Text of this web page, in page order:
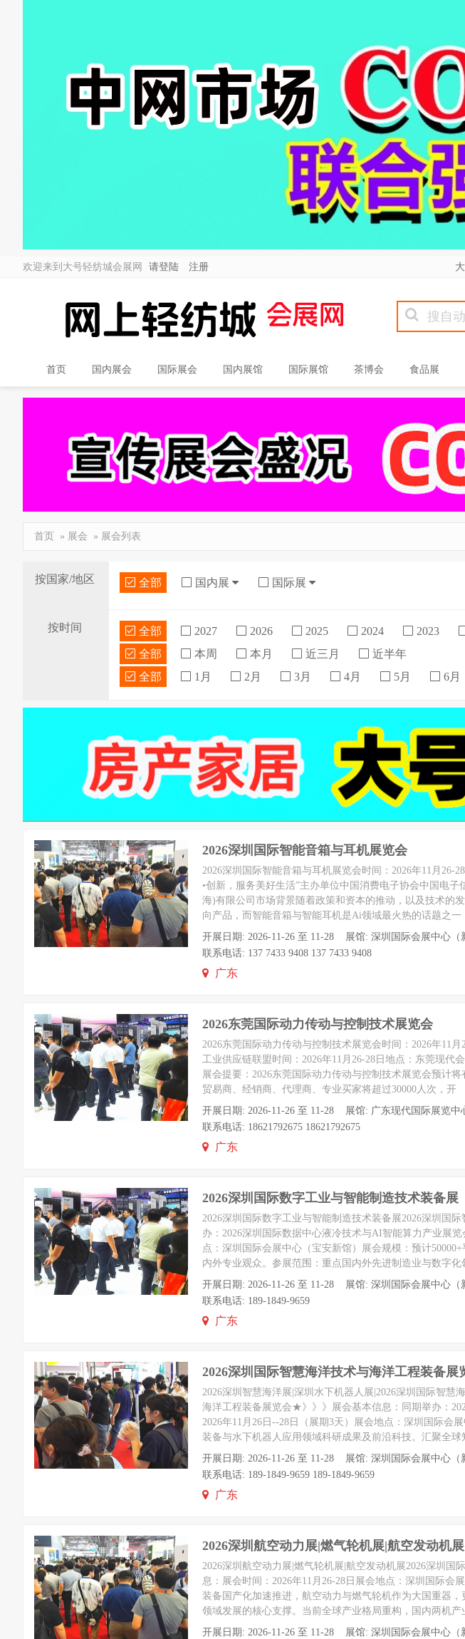
欢迎来到大号轻纺城会展网 请登陆 注册
首页 国内展会 国际展会 国内展馆 国际展馆 茶博会 食品展
首页 » 展会 » 展会列表
按国家/地区 全部 国内展 国际展
按时间 全部 2027 2026 2025 2024 2023
全部
本周 本月 近三月
近半年
全部
1月 2月 3月 4月 5月 6月
2026深圳国际智能音箱与耳机展览会
2026深圳国际智能音箱与耳机展览会时间：2026年11月26-
•创新，服务美好生活”主办单位中国消费电子协会中国电
海)有限公司市场背景随着政策和资本的推动，以及技术的
向产品，而智能音箱与智能耳机是Ai领域最火热的话题之一
开展日期: 2026-11-26 至 11-28 展馆: 深圳国际会展中心（
联系电话: 137 7433 9408 137 7433 9408
广东
2026东莞国际动力传动与控制技术展览会
2026东莞国际动力传动与控制技术展览会时间：2026年11
工业供应链联盟时间：2026年11月26-28日地点：东莞现代
展会提要：2026东莞国际动力传动与控制技术展览会预计
贸易商、经销商、代理商、专业买家将超过30000人次，开
开展日期: 2026-11-26 至 11-28 展馆: 广东现代国际展览中
联系电话: 18621792675 18621792675
广东
2026深圳国际数字工业与智能制造技术装备展
2026深圳国际数字工业与智能制造技术装备展2026深圳国
办：2026深圳国际数据中心液冷技术与AI智能算力产业展
点：深圳国际会展中心（宝安新馆）展会规模：预计
内外专业观众。参展范围：重点国内外先进制造业与数字化
开展日期: 2026-11-26 至 11-28 展馆: 深圳国际会展中心（
联系电话: 189-1849-9659
广东
2026深圳国际智慧海洋技术与海洋工程装备展
2026深圳智慧海洋展|深圳水下机器人展|2026深圳国际智慧
海洋工程装备展览会★》》》展会基本信息：同期举办：
2026年11月26日--28日（展期3天）展会地点：深圳国际会
装备与水下机器人应用领域科研成果及前沿科技。汇聚全球
开展日期: 2026-11-26 至 11-28 展馆: 深圳国际会展中心（
联系电话: 189-1849-9659 189-1849-9659
广东
2026深圳航空动力展|燃气轮机展|航空发动机展
2026深圳航空动力展|燃气轮机展|航空发动机展2026深圳
息：展会时间：2026年11月26-28日展会地点：深圳国际
装备国产化加速推进，航空动力与燃气轮机作为大国重器
领域发展的核心支撑。当前全球产业格局重构，国内两机产
开展日期: 2026-11-26 至 11-28 展馆: 深圳国际会展中心（